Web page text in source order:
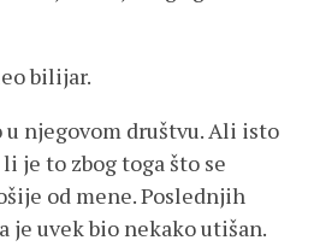
bilijar.
u njegovom društvu. Ali isto
je to zbog toga što se
od mene. Poslednjih
je uvek bio nekako utišan.